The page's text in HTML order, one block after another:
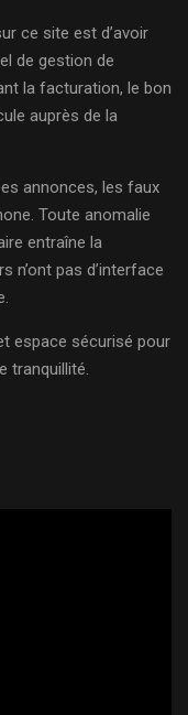
ce site est d’avoir
de gestion de
la facturation, le bon
auprès de la
annonces, les faux
Toute anomalie
entraîne la
n’ont pas d’interface
espace sécurisé pour
tranquillité.